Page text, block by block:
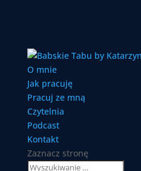
O mnie
Jak pracuję
Pracuj ze mną
Czytelnia
Podcast
Kontakt
Zaznacz stronę